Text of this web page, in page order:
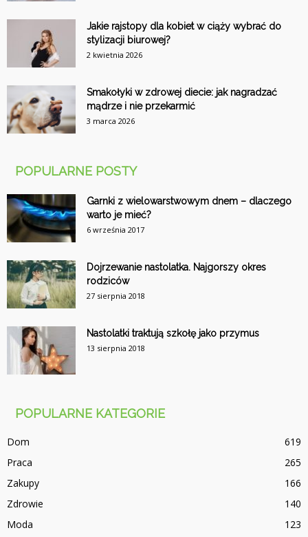
Jakie rajstopy dla kobiet w ciąży wybrać do
stylizacji biurowej?
2 kwietnia 2026
Smakołyki w zdrowej diecie: jak nagradzać
mądrze i nie przekarmić
3 marca 2026
POPULARNE POSTY
Garnki z wielowarstwowym dnem – dlaczego
warto je mieć?
6 września 2017
Dojrzewanie nastolatka. Najgorszy okres
rodziców
27 sierpnia 2018
Nastolatki traktują szkołę jako przymus
13 sierpnia 2018
POPULARNE KATEGORIE
Dom
619
Praca
265
Zakupy
166
Zdrowie
140
Moda
123